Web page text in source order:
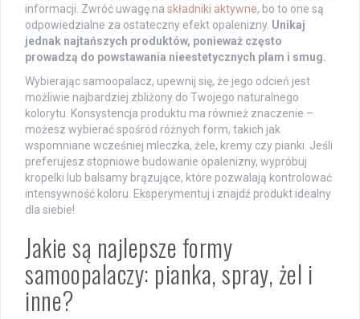
informacji. Zwróć uwagę na składniki aktywne, bo to one są
odpowiedzialne za ostateczny efekt opalenizny. Unikaj
jednak najtańszych produktów, ponieważ często
prowadzą do powstawania nieestetycznych plam i smug.
Wybierając samoopalacz, upewnij się, że jego odcień jest
możliwie najbardziej zbliżony do Twojego naturalnego
kolorytu. Konsystencja produktu ma również znaczenie –
możesz wybierać spośród różnych form, takich jak
wspomniane wcześniej mleczka, żele, kremy czy pianki. Jeśli
preferujesz stopniowe budowanie opalenizny, wypróbuj
kropelki lub balsamy brązujące, które pozwalają kontrolować
intensywność koloru. Eksperymentuj i znajdź produkt idealny
dla siebie!
Jakie są najlepsze formy
samoopalaczy: pianka, spray, żel i
inne?